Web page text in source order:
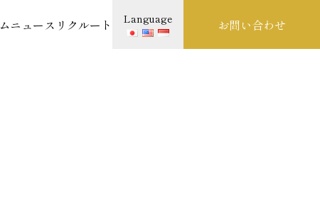
ニュース リクルート Language お問い合わせ